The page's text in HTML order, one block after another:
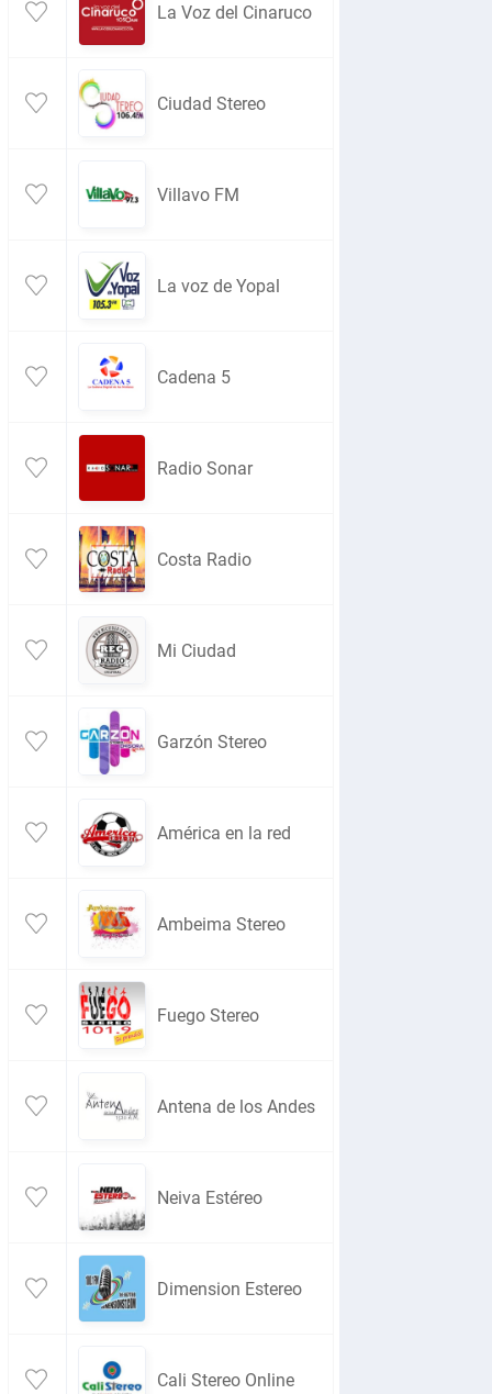
La Voz del Cinaruco
Ciudad Stereo
Villavo FM
La voz de Yopal
Cadena 5
Radio Sonar
Costa Radio
Mi Ciudad
Garzón Stereo
América en la red
Ambeima Stereo
Fuego Stereo
Antena de los Andes
Neiva Estéreo
Dimension Estereo
Cali Stereo Online